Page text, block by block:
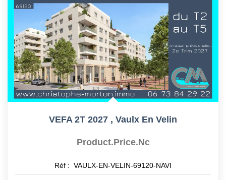
VEFA 2T 2027 , Vaulx En Velin
Product.price.nc
Réf : VAULX-EN-VELIN-69120-NAVI